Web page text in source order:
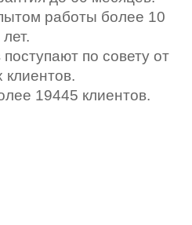
работы более 10
лет.
по совету от
клиентов.
19445 клиентов.